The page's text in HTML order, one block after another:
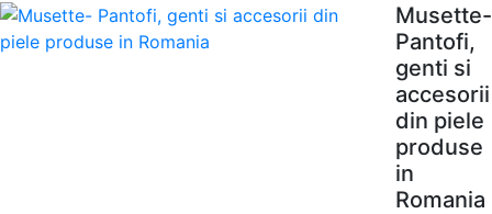
Musette-
Pantofi,
genti si
accesorii
din piele
produse
in
Romania